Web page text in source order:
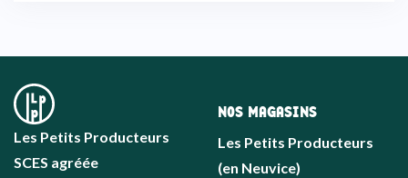
Les Petits Producteurs
SCES agréée
NOS MAGASINS
Les Petits Producteurs
(en Neuvice)